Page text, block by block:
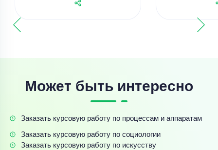
Может быть интересно
Заказать курсовую работу по процессам и аппаратам
Заказать курсовую работу по социологии
Заказать курсовую работу по искусству